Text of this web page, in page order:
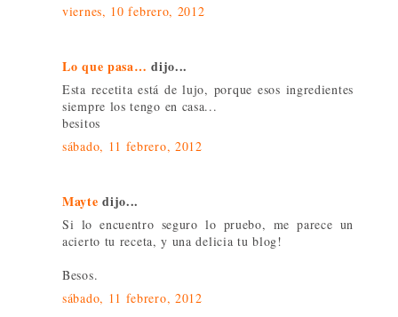
viernes, 10 febrero, 2012
Lo que pasa… dijo...
Esta recetita está de lujo, porque esos ingredientes
siempre los tengo en casa...
besitos
sábado, 11 febrero, 2012
Mayte dijo...
Si lo encuentro seguro lo pruebo, me parece un
acierto tu receta, y una delicia tu blog!
Besos.
sábado, 11 febrero, 2012